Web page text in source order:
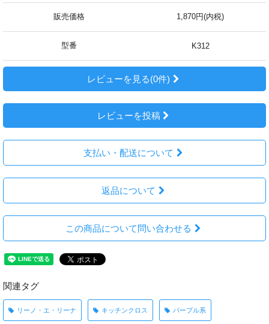
販売価格 1,870円(内税)
型番 K312
レビューを見る(0件)
レビューを投稿
支払い・配送について
返品について
この商品について問い合わせる
関連タグ
リーノ・エ・リーナ キッチンクロス パープル系